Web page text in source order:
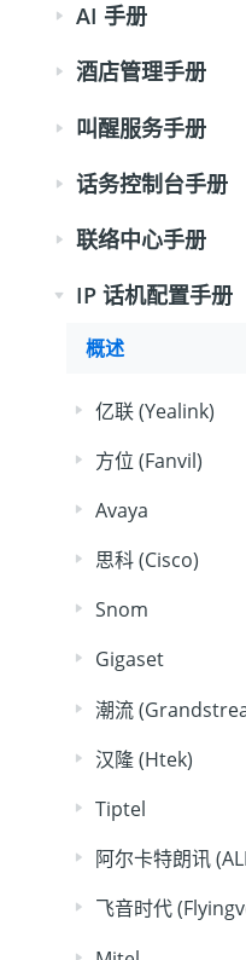
AI 手册
酒店管理手册
叫醒服务手册
话务控制台手册
联络中心手册
IP 话机配置手册
概述
亿联 (Yealink)
方位 (Fanvil)
Avaya
思科 (Cisco)
Snom
Gigaset
潮流
汉隆 (Htek)
Tiptel
阿尔卡特朗讯
飞音时代